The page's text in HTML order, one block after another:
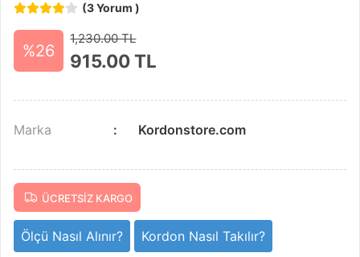
(3 Yorum )
%26
1,230.00 TL
915.00TL
Marka Kordonstore.com
ÜCRETSIZ KARGO
Ölçü Nasıl Alınır? Kordon Nasıl Takılır?